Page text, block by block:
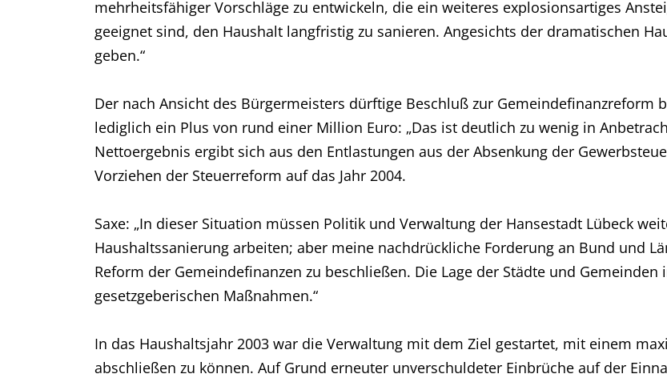
mehrheitsfähiger Vorschläge zu entwickeln, die ein weiteres explosionsartiges
geeignet sind, den Haushalt langfristig zu sanieren. Angesichts der dramatischen
geben.“
Der nach Ansicht des Bürgermeisters dürftige Beschluß zur Gemeindefinanzreform
lediglich ein Plus von rund einer Million Euro: „Das ist deutlich zu wenig in
Nettoergebnis ergibt sich aus den Entlastungen aus der Absenkung der
Vorziehen der Steuerreform auf das Jahr 2004.
Saxe: „In dieser Situation müssen Politik und Verwaltung der Hansestadt Lübeck
Haushaltssanierung arbeiten; aber meine nachdrückliche Forderung an Bund und
Reform der Gemeindefinanzen zu beschließen. Die Lage der Städte und
gesetzgeberischen Maßnahmen.“
In das Haushaltsjahr 2003 war die Verwaltung mit dem Ziel gestartet, mit einem
abschließen zu können. Auf Grund erneuter unverschuldeter Einbrüche auf der